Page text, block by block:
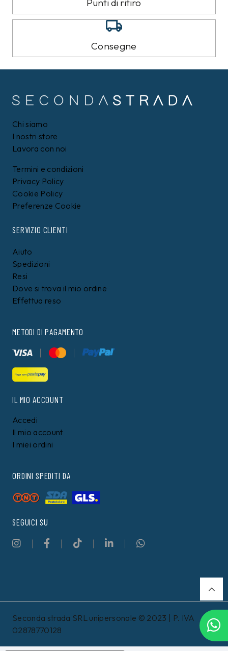
Punti di ritiro
Consegne
Chi siamo
I nostri store
Lavora con noi
Termini e condizioni
Privacy Policy
Cookie Policy
Preferenze Cookie
SERVIZIO CLIENTI
Aiuto
Spedizioni
Resi
Dove si trova il mio ordine
Effettua reso
METODI DI PAGAMENTO
IL MIO ACCOUNT
Accedi
Il mio account
I miei ordini
ORDINI SPEDITI DA
SEGUICI SU
Seconda strada SRL unipersonale © 2023 | P. IVA
02878770128